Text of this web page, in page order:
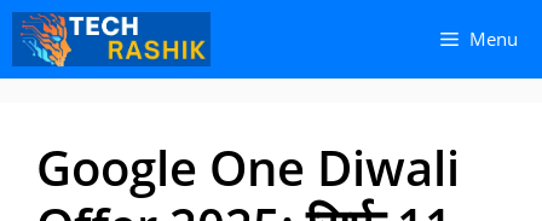
Skip
content
Skip
content
Menu
Google One Diwali